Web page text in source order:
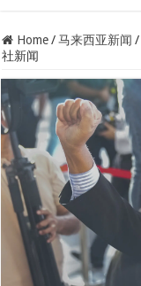
Home / 马来西亚新闻 /
社新闻